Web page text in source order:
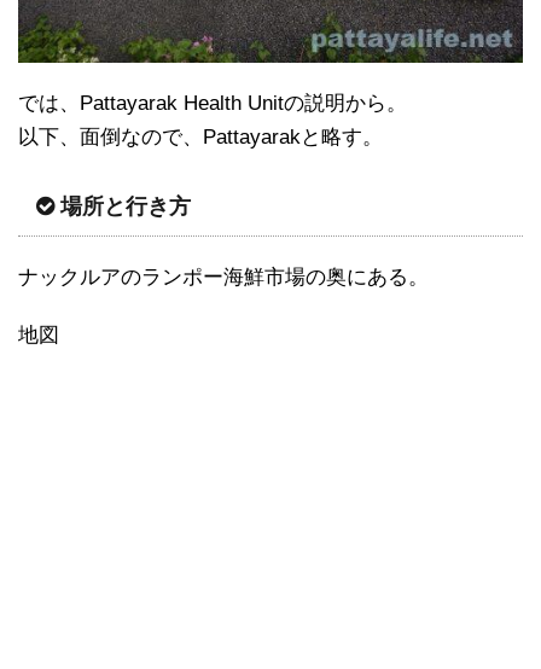
では、Pattayarak Health Unitの説明から。
以下、面倒なので、Pattayarakと略す。
場所と行き方
ナックルアのランポー海鮮市場の奥にある。
地図